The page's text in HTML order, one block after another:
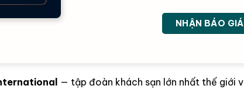
NHẬN BÁO
— tập đoàn khách sạn lớn nhất thế giới